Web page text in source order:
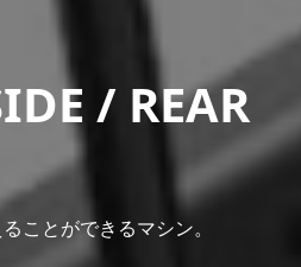
/ REAR
ことができるマシン。